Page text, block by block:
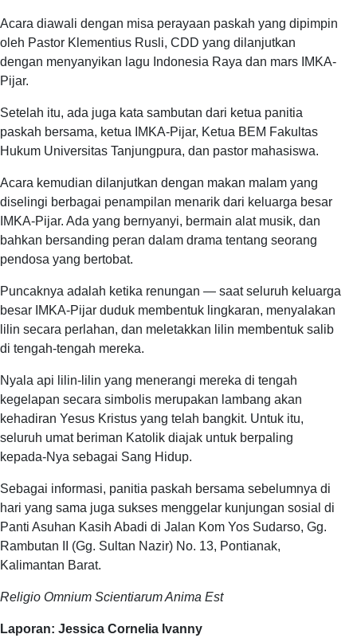
Acara diawali dengan misa perayaan paskah yang dipimpin
oleh Pastor Klementius Rusli, CDD yang dilanjutkan
dengan menyanyikan lagu Indonesia Raya dan mars IMKA-
Pijar.
Setelah itu, ada juga kata sambutan dari ketua panitia
paskah bersama, ketua IMKA-Pijar, Ketua BEM Fakultas
Hukum Universitas Tanjungpura, dan pastor mahasiswa.
Acara kemudian dilanjutkan dengan makan malam yang
diselingi berbagai penampilan menarik dari keluarga besar
IMKA-Pijar. Ada yang bernyanyi, bermain alat musik, dan
bahkan bersanding peran dalam drama tentang seorang
pendosa yang bertobat.
Puncaknya adalah ketika renungan — saat seluruh keluarga
besar IMKA-Pijar duduk membentuk lingkaran, menyalakan
lilin secara perlahan, dan meletakkan lilin membentuk salib
di tengah-tengah mereka.
Nyala api lilin-lilin yang menerangi mereka di tengah
kegelapan secara simbolis merupakan lambang akan
kehadiran Yesus Kristus yang telah bangkit. Untuk itu,
seluruh umat beriman Katolik diajak untuk berpaling
kepada-Nya sebagai Sang Hidup.
Sebagai informasi, panitia paskah bersama sebelumnya di
hari yang sama juga sukses menggelar kunjungan sosial di
Panti Asuhan Kasih Abadi di Jalan Kom Yos Sudarso, Gg.
Rambutan II (Gg. Sultan Nazir) No. 13, Pontianak,
Kalimantan Barat.
Religio Omnium Scientiarum Anima Est
Laporan: Jessica Cornelia Ivanny